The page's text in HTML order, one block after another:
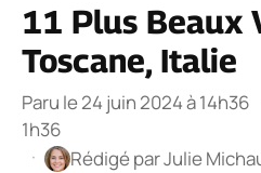
11 Plus Beaux
Toscane, Italie
Paru le 24 juin 2024 à 14h36
1h36
·
Rédigé parJulie